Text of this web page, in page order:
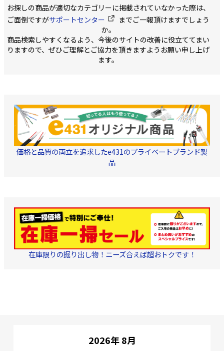
・「柔らかく、強く、接
栓が入りやすい」ケーブ
ルです。 弊社旧モデルと
でケーブルを曲げられま
す 2.外皮の破断耐久力は
従来品の2倍以上 3.コネク
た、プロ向け特化
ースターです。 ・UHF部
は高利得 45dB 業
利得45dBと業界ト
ラス。 余裕ある
設置場所・地域を
体型の構造を採用
ルド性能を強化。
電波の影響・電波
を防ぎます。 経
にも強いため、長
してお使い頂けま
電源部プラグ トラ
書 1部
お探しの商品が適切なカテゴリーに掲載されていなかった際は、
ご面倒ですがサポートセンター
までご一報頂けますでしょう
か。
商品検索しやすくなるよう、今後のサイトの改善に役立ててまい
りますので、ぜひご理解とご協力を頂きますようお願い申し上げ
ます。
価格と品質の両立を追求したe431のプライベートブランド製
品
在庫限りの掘り出し物！ニーズ合えば超おトクです！
2026年 8月